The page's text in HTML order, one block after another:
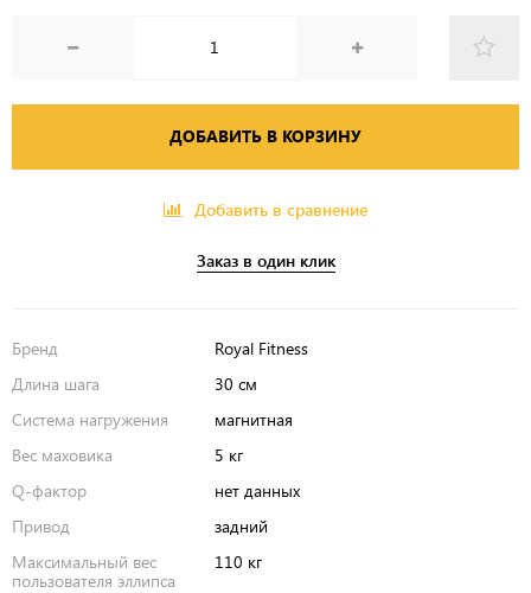
ДОБАВИТЬ В КОРЗИНУ
Добавить в сравнение
Заказ в один клик
Бренд
Royal Fitness
Длина шага
30 см
Система нагружения
магнитная
Вес маховика
5 кг
Q-фактор
нет данных
Привод
задний
Максимальный вес
пользователя эллипса
110 кг